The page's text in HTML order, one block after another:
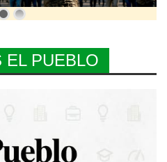
EL PUEBLO